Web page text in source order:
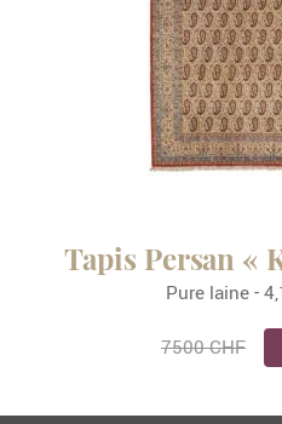
Tapis Persan «
Pure laine -
7500 CHF